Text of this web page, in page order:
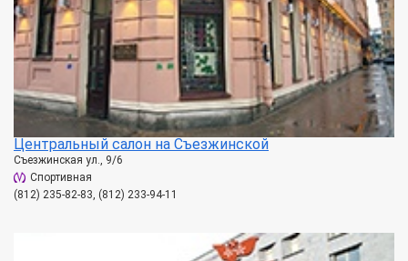
Центральный салон на Съезжинской
Съезжинская ул., 9/6
Спортивная
(812) 235-82-83, (812) 233-94-11